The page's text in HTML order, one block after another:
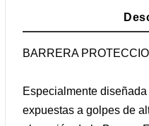
BARRERA
Especialmente
expuestas a golpes de